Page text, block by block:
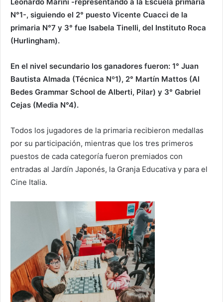
N°1-, siguiendo el 2° puesto Vicente Cuacci de la
primaria N°7 y 3° fue Isabela Tinelli, del Instituto Roca
(Hurlingham).
En el nivel secundario los ganadores fueron: 1° Juan
Bautista Almada (Técnica Nº1), 2° Martín Mattos (Al
Bedes Grammar School de Alberti, Pilar) y 3° Gabriel
Cejas (Media N°4).
Todos los jugadores de la primaria recibieron medallas
por su participación, mientras que los tres primeros
puestos de cada categoría fueron premiados con
entradas al Jardín Japonés, la Granja Educativa y para el
Cine Italia.